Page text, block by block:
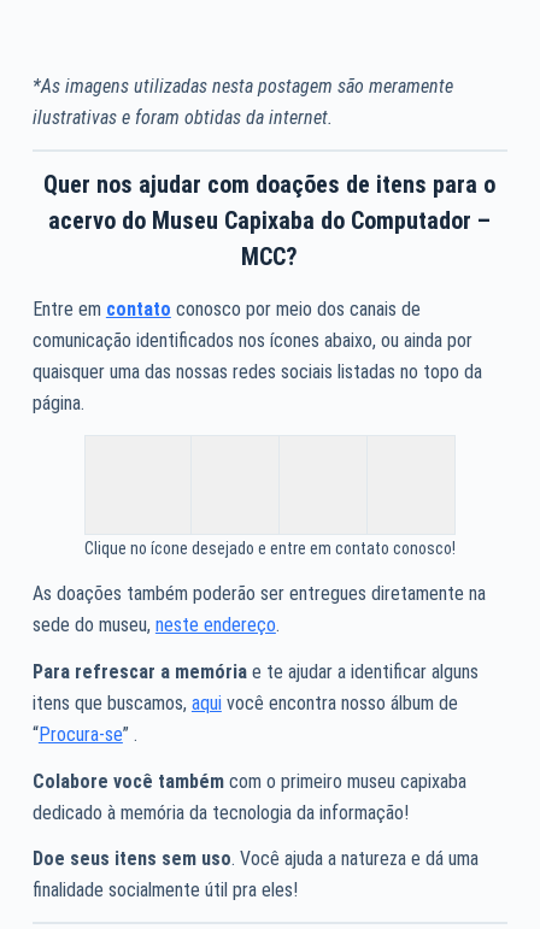
*As imagens utilizadas nesta postagem são meramente
ilustrativas e foram obtidas da internet.
Quer nos ajudar com doações de itens para o
acervo do Museu Capixaba do Computador –
MCC?
Entre em contato conosco por meio dos canais de
comunicação identificados nos ícones abaixo, ou ainda por
quaisquer uma das nossas redes sociais listadas no topo da
página.
Clique no ícone desejado e entre em contato conosco!
As doações também poderão ser entregues diretamente na
sede do museu, neste endereço.
Para refrescar a memóriae te ajudar a identificar alguns
itens que buscamos, aquivocê encontra nosso álbum de
“Procura-se” .
Colabore você tambémcom o primeiro museu capixaba
dedicado à memória da tecnologia da informação!
Doe seus itens sem uso. Você ajuda a natureza e dá uma
finalidade socialmente útil pra eles!